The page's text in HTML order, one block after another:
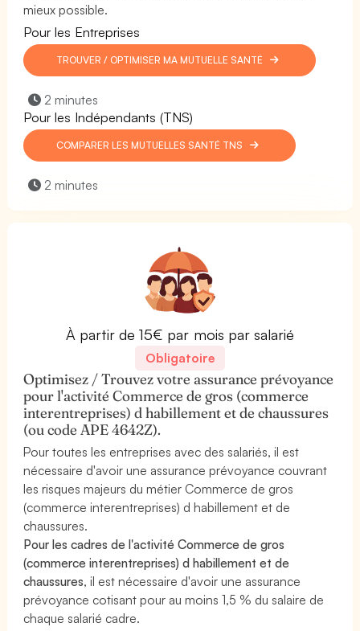
mieux possible.
Pour les Entreprises
TROUVER / OPTIMISER MA MUTUELLE SANTÉ
2 minutes
Pour les Indépendants (TNS)
COMPARER LES MUTUELLES SANTÉ TNS
2 minutes
À partir de 15€ par mois par salarié
Obligatoire
Optimisez / Trouvez votre assurance prévoyance
pour l'activité Commerce de gros (commerce
interentreprises) d habillement et de chaussures
(ou code APE 4642Z).
Pour toutes les entreprises avec des salariés, il est
nécessaire d'avoir une assurance prévoyance couvrant
les risques majeurs du métier Commerce de gros
(commerce interentreprises) d habillement et de
chaussures.
Pour les cadres de l'activité Commerce de gros
(commerce interentreprises) d habillement et de
chaussures, il est nécessaire d'avoir une assurance
prévoyance cotisant pour au moins 1,5 % du salaire de
chaque salarié cadre.